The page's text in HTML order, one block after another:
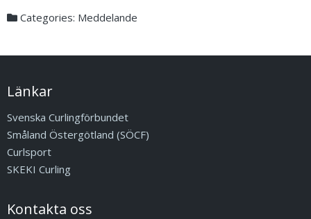
Categories: Meddelande
Länkar
Svenska Curlingförbundet
Småland Östergötland (SÖCF)
Curlsport
SKEKI Curling
Kontakta oss